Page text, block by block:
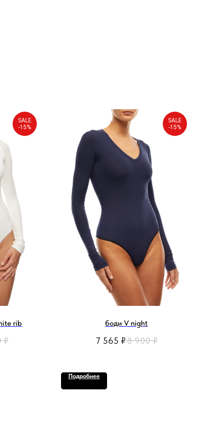
SALE
-15%
rib
₽
SALE
-15%
боди V night
7 565 ₽8 900 ₽
Подробнее